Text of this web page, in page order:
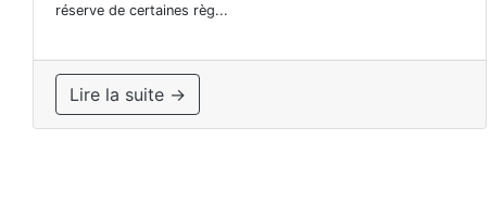
réserve de certaines règ...
Lire la suite →